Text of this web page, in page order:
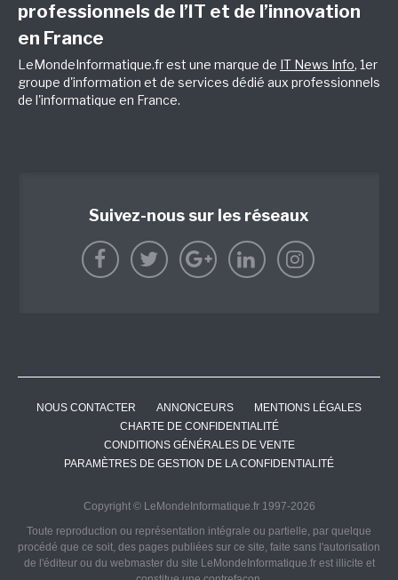
professionnels de l’IT et de l’innovation
en France
LeMondeInformatique.fr est une marque de IT News Info, 1er
groupe d'information et de services dédié aux professionnels
de l'informatique en France.
Suivez-nous sur les réseaux
NOUS CONTACTER ANNONCEURS
MENTIONS LÉGALES
CHARTE DE CONFIDENTIALITÉ
CONDITIONS GÉNÉRALES DE VENTE
PARAMÈTRES DE GESTION DE LA CONFIDENTIALITÉ
Copyright © LeMondeInformatique.fr 1997-2026
Toute reproduction ou représentation intégrale ou partielle, par quelque
procédé que ce soit, des pages publiées sur ce site, faite sans l'autorisation
de l'éditeur ou du webmaster du site LeMondeInformatique.fr est illicite et